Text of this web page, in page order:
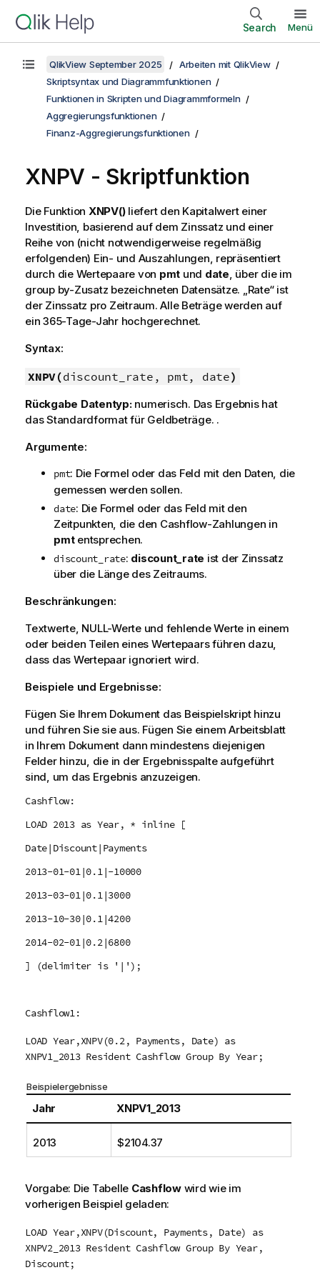
Search Menü
QlikView September 2025
Arbeiten mit QlikView
Skriptsyntax und Diagrammfunktionen
Funktionen in Skripten und Diagrammformeln
Aggregierungsfunktionen
Finanz-Aggregierungsfunktionen
XNPV - Skriptfunktion
Die Funktion XNPV()liefert den Kapitalwert einer
Investition, basierend auf dem Zinssatz und einer
Reihe von (nicht notwendigerweise regelmäßig
erfolgenden) Ein- und Auszahlungen, repräsentiert
durch die Wertepaare von pmt und date, über die im
group by-Zusatz bezeichneten Datensätze. „Rate“ ist
der Zinssatz pro Zeitraum. Alle Beträge werden auf
ein 365-Tage-Jahr hochgerechnet.
Syntax:
XNPV(discount_rate, pmt, date)
Rückgabe Datentyp: numerisch. Das Ergebnis hat
das Standardformat für Geldbeträge. .
Argumente:
pmt: Die Formel oder das Feld mit den Daten, die
gemessen werden sollen.
date: Die Formel oder das Feld mit den
Zeitpunkten, die den Cashflow-Zahlungen in
pmtentsprechen.
discount_rate: discount_rate ist der Zinssatz
über die Länge des Zeitraums.
Beschränkungen:
Textwerte, NULL-Werte und fehlende Werte in einem
oder beiden Teilen eines Wertepaars führen dazu,
dass das Wertepaar ignoriert wird.
Beispiele und Ergebnisse:
Fügen Sie Ihrem Dokument das Beispielskript hinzu
und führen Sie sie aus. Fügen Sie einem Arbeitsblatt
in Ihrem Dokument dann mindestens diejenigen
Felder hinzu, die in der Ergebnisspalte aufgeführt
sind, um das Ergebnis anzuzeigen.
Cashflow:
LOAD 2013 as Year, * inline [
Date|Discount|Payments
2013-01-01|0.1|-10000
2013-03-01|0.1|3000
2013-10-30|0.1|4200
2014-02-01|0.2|6800
] (delimiter is '|');
Cashflow1:
LOAD Year,XNPV(0.2, Payments, Date) as
XNPV1_2013 Resident Cashflow Group By Year;
Beispielergebnisse
Jahr XNPV1_2013
2013 $2104.37
Vorgabe: Die Tabelle Cashflowwird wie im
vorherigen Beispiel geladen:
LOAD Year,XNPV(Discount, Payments, Date) as
XNPV2_2013 Resident Cashflow Group By Year,
Discount;